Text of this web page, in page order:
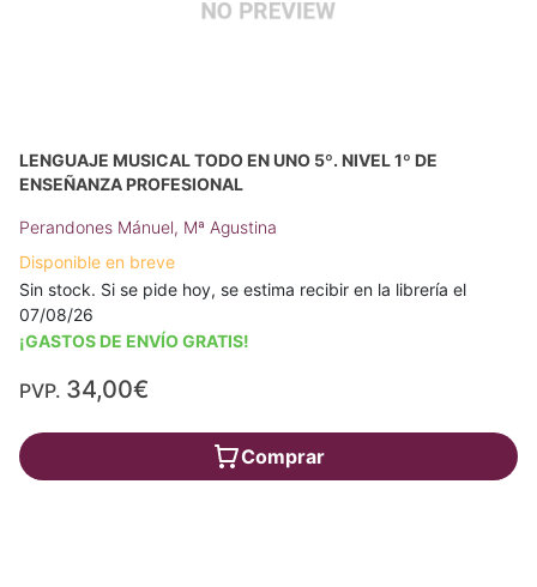
LENGUAJE MUSICAL TODO EN UNO 5º. NIVEL 1º DE
ENSEÑANZA PROFESIONAL
Perandones Mánuel, Mª Agustina
Disponible en breve
Sin stock. Si se pide hoy, se estima recibir en la librería el
07/08/26
¡GASTOS DE ENVÍO GRATIS!
PVP. 34,00€
Comprar